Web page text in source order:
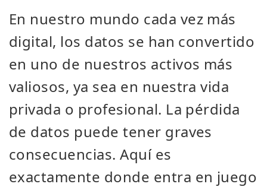
En nuestro mundo cada vez más
digital, los datos se han convertido
en uno de nuestros activos más
valiosos, ya sea en nuestra vida
privada o profesional. La pérdida
de datos puede tener graves
consecuencias. Aquí es
exactamente donde entra en juego